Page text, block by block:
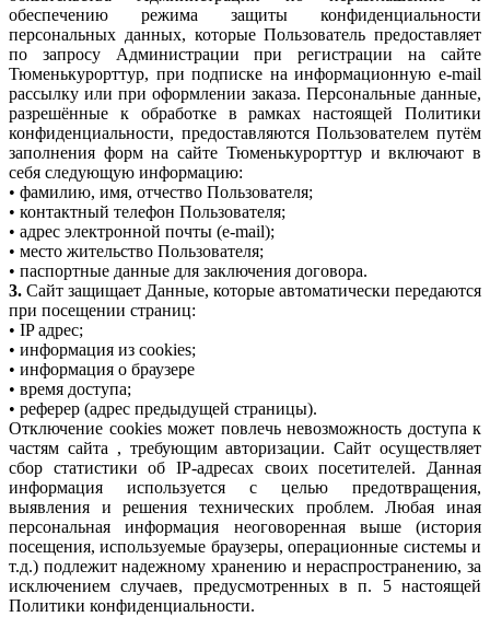
обеспечению режима защиты конфиденциальности
персональных данных, которые Пользователь предоставляет
по запросу Администрации при регистрации на сайте
Тюменькурорттур, при подписке на информационную e-mail
рассылку или при оформлении заказа. Персональные данные,
разрешённые к обработке в рамках настоящей Политики
конфиденциальности, предоставляются Пользователем путём
заполнения форм на сайте Тюменькурорттур и включают в
себя следующую информацию:
• фамилию, имя, отчество Пользователя;
• контактный телефон Пользователя;
• адрес электронной почты (e-mail);
• место жительство Пользователя;
• паспортные данные для заключения договора.
3. Сайт защищает Данные, которые автоматически передаются
при посещении страниц:
• IP адрес;
• информация из cookies;
• информация о браузере
• время доступа;
• реферер (адрес предыдущей страницы).
Отключение cookies может повлечь невозможность доступа к
частям сайта , требующим авторизации. Сайт осуществляет
сбор статистики об IP-адресах своих посетителей. Данная
информация используется с целью предотвращения,
выявления и решения технических проблем. Любая иная
персональная информация неоговоренная выше (история
посещения, используемые браузеры, операционные системы и
т.д.) подлежит надежному хранению и нераспространению, за
исключением случаев, предусмотренных в п. 5 настоящей
Политики конфиденциальности.